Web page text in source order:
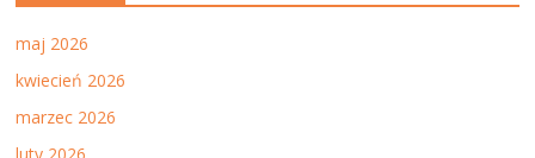
maj 2026
kwiecień 2026
marzec 2026